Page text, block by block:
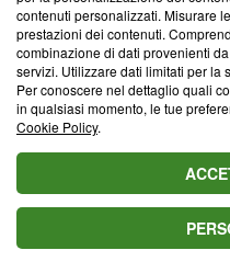
Alessandro Terlizzi
Revisore della news
SeguiAlessandrosu Linkedin
Suggerisci una correzione
Valuta il titolo di questo
contenuti personalizzati. Misurare
prestazioni dei contenuti.
combinazione di dati provenienti
servizi. Utilizzare dati limitati per la
Per conoscere nel dettaglio quali
in qualsiasi momento, le tue
Cookie Policy.